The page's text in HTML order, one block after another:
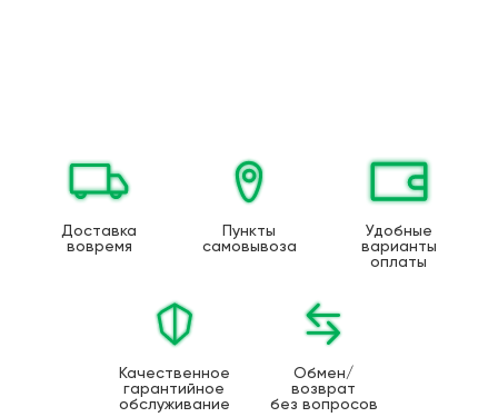
Доставка
вовремя
Пункты
самовывоза
Удобные
варианты
оплаты
Качественное
гарантийное
обслуживание
Обмен/
возврат
без вопросов